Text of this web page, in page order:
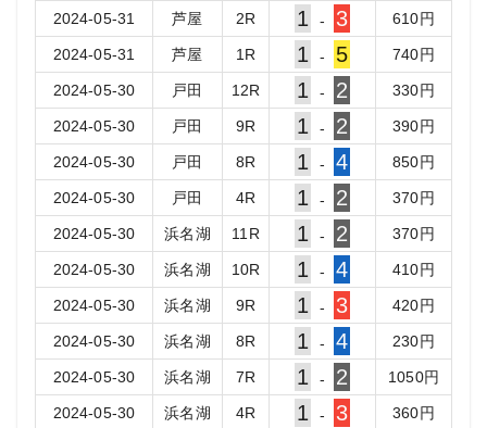
2024-05-31 芦屋 2R 1 - 3 610円
2024-05-31 芦屋 1 R 1 - 5 740円
2024-05-30 戸田 12R 1 - 2 330円
2024-05-30 戸田 9R 1 - 2 390円
2024-05-30 戸田 8R 1 - 4 850円
2024-05-30 戸田 4R 1 - 2 370円
2024-05-30 浜名湖 11 R 1 - 2 370円
2024-05-30 浜名湖 10R 1 - 4 410円
2024-05-30 浜名湖 9R 1 - 3 420円
2024-05-30 浜名湖 8R 1 - 4 230円
2024-05-30 浜名湖 7R 1 - 2 1050円
2024-05-30 浜名湖 4R 1 - 3 360円